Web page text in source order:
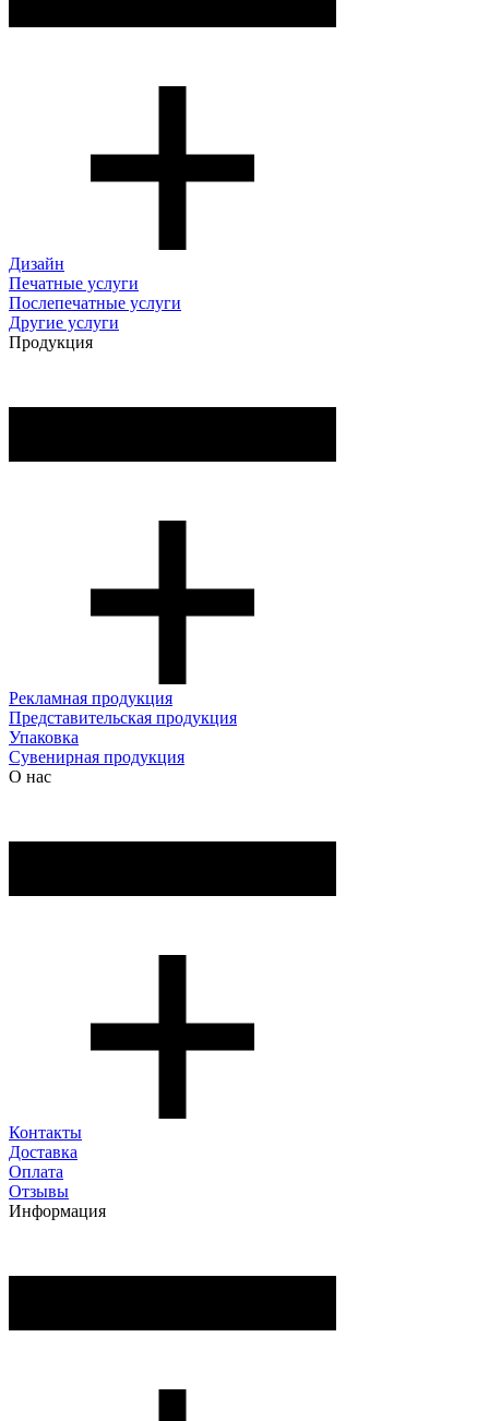
Дизайн
Печатные услуги
Послепечатные услуги
Другие услуги
Продукция
Рекламная продукция
Представительская продукция
Упаковка
Сувенирная продукция
О нас
Контакты
Доставка
Оплата
Отзывы
Информация